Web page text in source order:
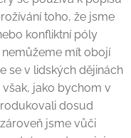
toho, že jsme
konfliktní póly
mít obojí
se v lidských dějinách
jako bychom v
dosud
jsme vůči